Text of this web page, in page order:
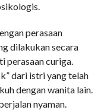
perasaan
dilakukan secara
perasaan curiga.
dari istri yang telah
dengan wanita lain.
nyaman.